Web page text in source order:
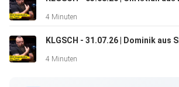
4 Minuten
4 Minuten